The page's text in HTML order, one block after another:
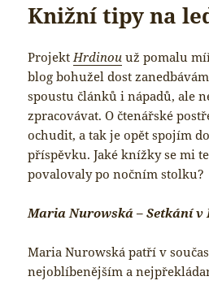
Knižní tipy na
ProjektHrdinou už pomalu
blog bohužel dost
spoustu článků i nápadů, ale
zpracovávat. O čtenářské
ochudit, a tak je opět spojím
příspěvku. Jaké knížky se mi
povalovaly po nočním stolku?
Maria Nurowská – Setkání v
Maria Nurowská patří v
nejoblíbenějším a